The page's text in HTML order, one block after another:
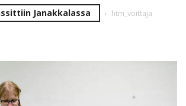
Janakkalassa htm_voittaja